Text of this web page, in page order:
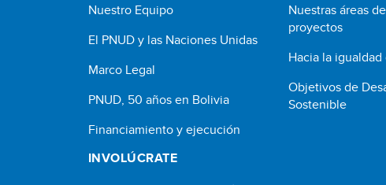
Nuestro Equipo
El PNUD y las Naciones Unidas
Marco Legal
PNUD, 50 años en Bolivia
Financiamiento y ejecución
Nuestras áreas
proyectos
Hacia la
Objetivos de
Sostenible
INVOLÚCRATE